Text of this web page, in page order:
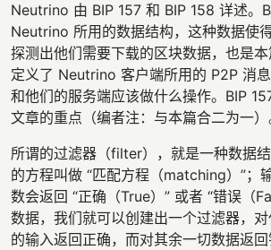
Neutrino 由 BIP 157 和 BIP 158 详述。
Neutrino 所用的数据结构，这种数据使
探测出他们需要下载的区块数据，也是
定义了 Neutrino 客户端所用的 P2P 消
和他们的服务端应该做什么操作。BIP
文章的重点（编者注：与本篇合二为一）
所谓的过滤器（filter），就是一种数据
的方程叫做 “匹配方程（matching）”；
数会返回 “正确（True）” 或者 “错误（
数据，我们就可以创建出一个过滤器，
的输入返回正确，而对其余一切数据返